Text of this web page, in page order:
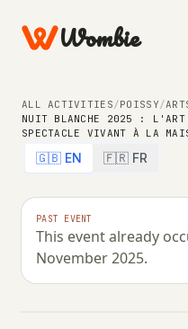
Wombie
ALL ACTIVITIES/POISSY/
NUIT BLANCHE 2025 : L'ART
SPECTACLE VIVANT À LA
🇬🇧 EN 🇫🇷 FR
PAST EVENT
This event already
November 2025.
ARTS
Nuit Blanche
contemporain se
vivant à la
(78)
SUNDAY, 2 NOVEMBER